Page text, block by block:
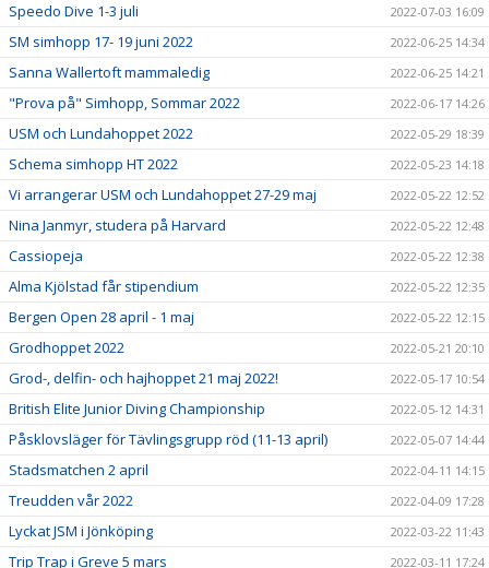
Speedo Dive 1-3 juli 2022-07-03 16:09
SM simhopp 17- 19 juni 2022 2022-06-25 14:34
Sanna Wallertoft mammaledig 2022-06-25 14:21
"Prova på" Simhopp, Sommar 2022 2022-06-17 14:26
USM och Lundahoppet 2022 2022-05-29 18:39
Schema simhopp HT 2022 2022-05-23 14:18
Vi arrangerar USM och Lundahoppet 27-29 maj 2022-05-22 12:52
Nina Janmyr, studera på Harvard 2022-05-22 12:48
Cassiopeja 2022-05-22 12:38
Alma Kjölstad får stipendium 2022-05-22 12:35
Bergen Open 28 april - 1 maj 2022-05-22 12:15
Grodhoppet 2022 2022-05-21 20:10
Grod-, delfin- och hajhoppet 21 maj 2022! 2022-05-17 10:54
British Elite Junior Diving Championship 2022-05-12 14:31
Påsklovsläger för Tävlingsgrupp röd (11-13 april) 2022-05-07 14:44
Stadsmatchen 2 april 2022-04-11 14:15
Treudden vår 2022 2022-04-09 17:28
Lyckat JSM i Jönköping 2022-03-22 11:43
Trip Trap i Greve 5 mars 2022-03-11 17:24